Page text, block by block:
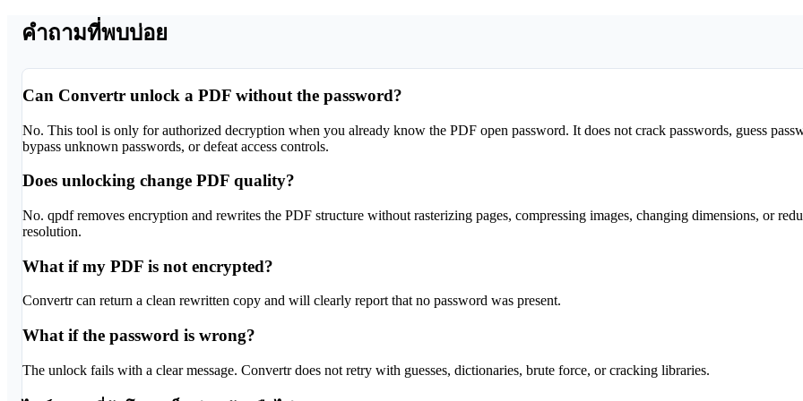
คำถามที่พบบ่อย
Can Convertr unlock a PDF without the password?
No. This tool is only for authorized decryption when you already know the PDF open password. It does not crack passwords, guess
bypass unknown passwords, or defeat access controls.
Does unlocking change PDF quality?
No. qpdf removes encryption and rewrites the PDF structure without rasterizing pages, compressing images, changing dimensions, or
resolution.
What if my PDF is not encrypted?
Convertr can return a clean rewritten copy and will clearly report that no password was present.
What if the password is wrong?
The unlock fails with a clear message. Convertr does not retry with guesses, dictionaries, brute force, or cracking libraries.